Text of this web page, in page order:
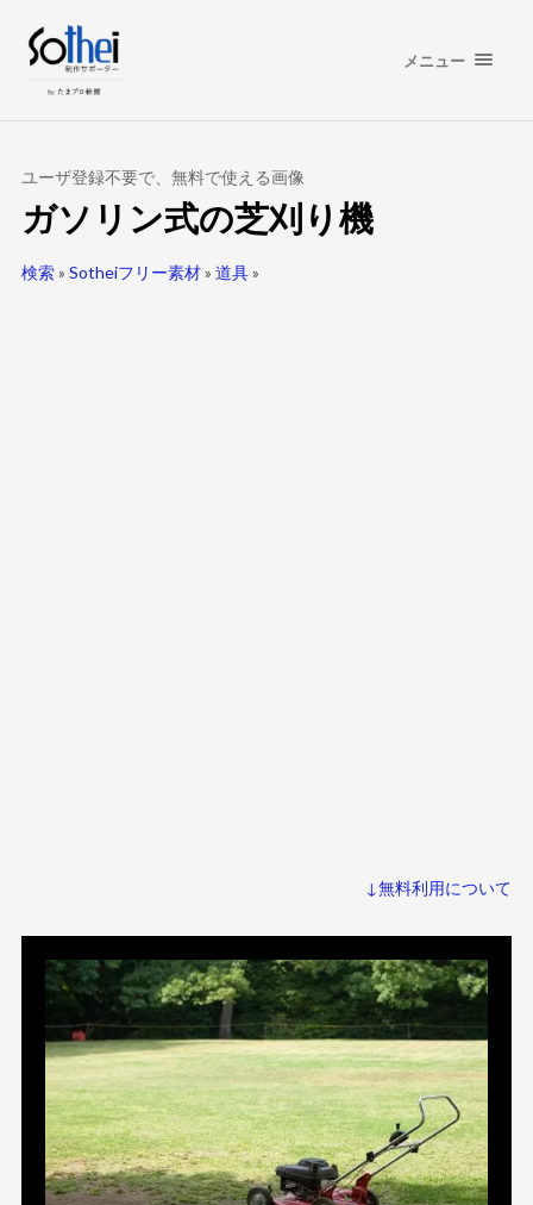
メニュー
ユーザ登録不要で、無料で使える画像
ガソリン式の芝刈り機
検索» Sotheiフリー素材» 道具»
↓無料利用について